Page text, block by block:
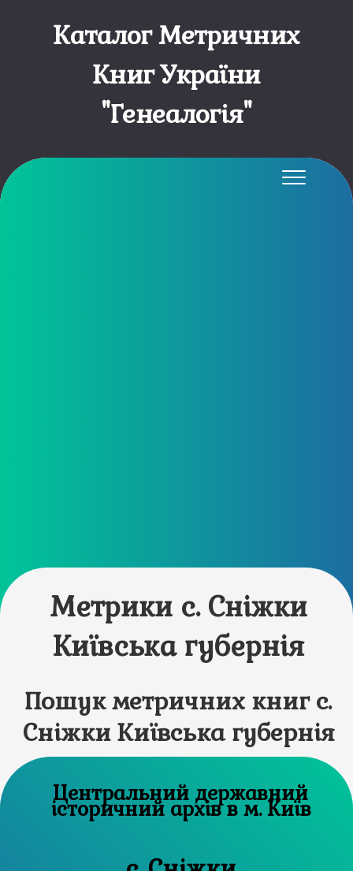
Каталог Метричних
Книг України
"Генеалогія"
Метрики с. Сніжки
Київська губернія
Пошук метричних книг с.
Сніжки Київська губернія
Центральний державний
історичний архів в м. Київ